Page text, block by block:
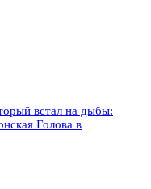
встал на дыбы:
Голова в